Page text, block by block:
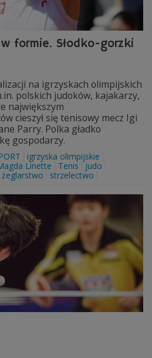
formie. Słodko-gorzki
na igrzyskach olimpijskich
polskich judoków, kajakarzy,
największym
cieszył się tenisowy mecz Igi
Parry. Polka gładko
gospodarzy.
igrzyska olimpijskie
Linette Tenis
judo
żeglarstwo strzelectwo